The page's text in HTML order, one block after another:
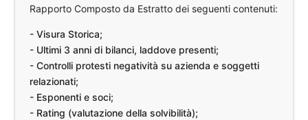
Rapporto Composto da Estratto dei seguenti contenuti:
- Visura Storica;
- Ultimi 3 anni di bilanci, laddove presenti;
- Controlli protesti negatività su azienda e soggetti
relazionati;
- Esponenti e soci;
- Rating (valutazione della solvibilità);